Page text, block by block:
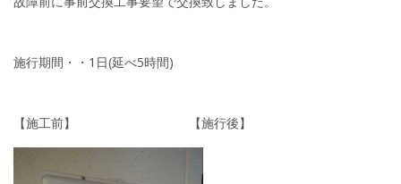
施行期間・・1日(延べ5時間)
【施工前】 【施行後】